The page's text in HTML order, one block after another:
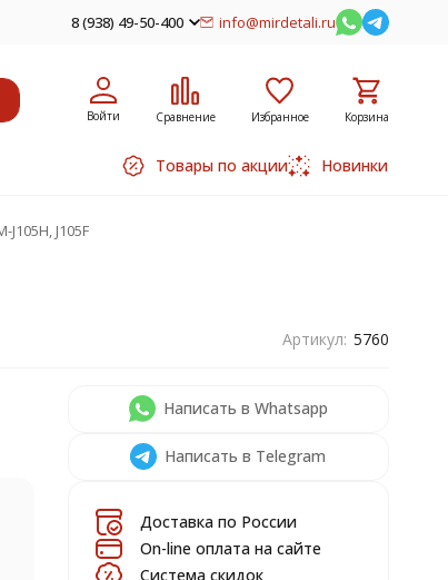
8 (938) 49-50-400 info@mirdetali.ru
Войти Сравнение Избранное Корзина
Товары по акции Новинки
J105F
Артикул: 5760
Написать в Whatsapp
Написать в Telegram
Доставка по России
On-line оплата на сайте
Система скидок